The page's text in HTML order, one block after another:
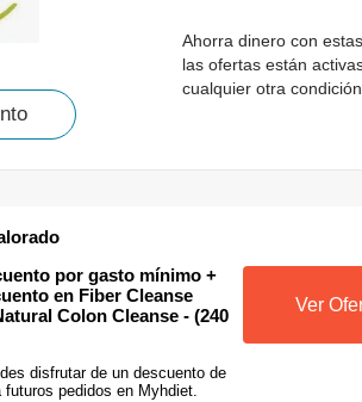
Ahorra dinero con
las ofertas están
cualquier otra
por gasto mínimo +
en Fiber Cleanse
Colon Cleanse - (240
disfrutar de un descuento de
futuros pedidos en Myhdiet.
Ver